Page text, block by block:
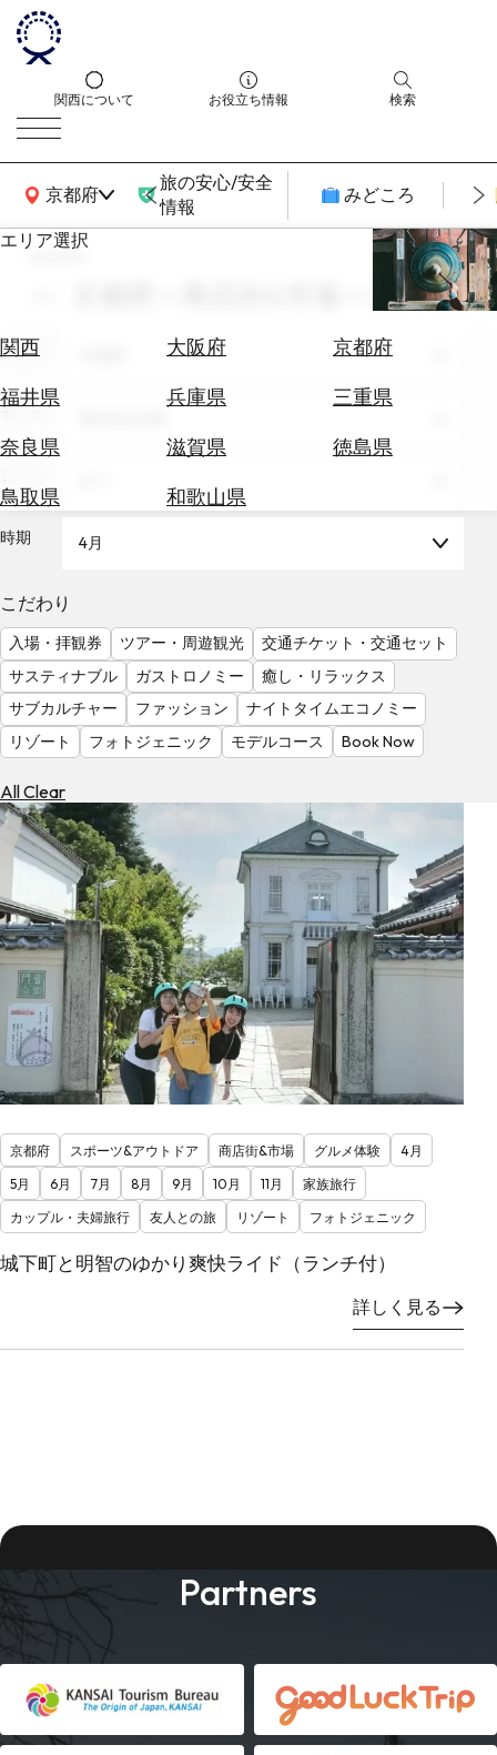
関西について お役立ち情報 検索
京都府
関西広域MAP
旅の安心/安全
情報
みどころ
エリア選択
関西 大阪府
京都府
福井県
兵庫県
三重県
奈良県
滋賀県
徳島県
鳥取県
和歌山県
エ
券
テ
を
調
べ
る
天
気
を
見
る
search
京都府 × 商店街&市場 × 4月
エリア
テーマ
時期 4月
こだわり
入場・拝観券 ツアー・周遊観光
交通チケット・交通セット
サスティナブル
ガストロノミー
癒し・リラックス
サブカルチャー
ファッション
ナイトタイムエコノミー
リゾート
フォトジェニック モデルコース Book Now
All Clear
京都府 スポーツ&アウトドア 商店街&市場 グルメ体験
4月
5月
6月 7月 8月 9月 10月 11月
家族旅行
カップル・夫婦旅行
友人との旅 リゾート フォトジェニック
城下町と明智のゆかり爽快ライド（ランチ付）
詳しく見る
Partners